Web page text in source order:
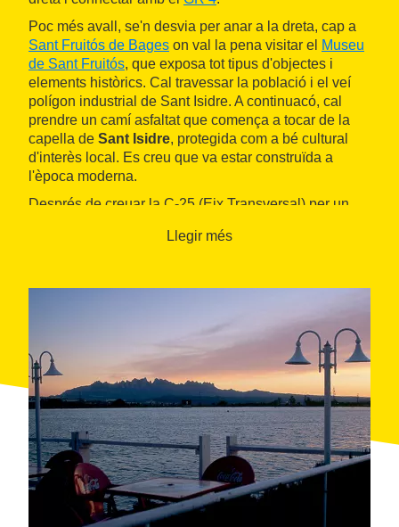
Poc més avall, se'n desvia per anar a la dreta, cap a
Sant Fruitós de Bages on val la pena visitar el Museu
de Sant Fruitós, que exposa tot tipus d'objectes i
elements històrics. Cal travessar la població i el veí
polígon industrial de Sant Isidre. A continuacó, cal
prendre un camí asfaltat que comença a tocar de la
capella de Sant Isidre, protegida com a bé cultural
d'interès local. Es creu que va estar construïda a
l'època moderna.
Després de creuar la C-25 (Eix Transversal) per un
vinyes, que pertanyen al cellerMas de Sant Iscle
agradable llac. El final de l'etapa és a la ciutat de
Llegir més